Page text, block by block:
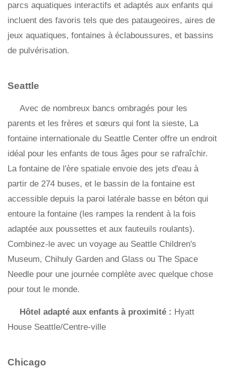
parcs aquatiques interactifs et adaptés aux enfants qui
incluent des favoris tels que des pataugeoires, aires de
jeux aquatiques, fontaines à éclaboussures, et bassins
de pulvérisation.
Seattle
Avec de nombreux bancs ombragés pour les
parents et les frères et sœurs qui font la sieste, La
fontaine internationale du Seattle Center offre un endroit
idéal pour les enfants de tous âges pour se rafraîchir.
La fontaine de l'ère spatiale envoie des jets d'eau à
partir de 274 buses, et le bassin de la fontaine est
accessible depuis la paroi latérale basse en béton qui
entoure la fontaine (les rampes la rendent à la fois
adaptée aux poussettes et aux fauteuils roulants).
Combinez-le avec un voyage au Seattle Children's
Museum, Chihuly Garden and Glass ou The Space
Needle pour une journée complète avec quelque chose
pour tout le monde.
Hôtel adapté aux enfants à proximité : Hyatt
House Seattle/Centre-ville
Chicago